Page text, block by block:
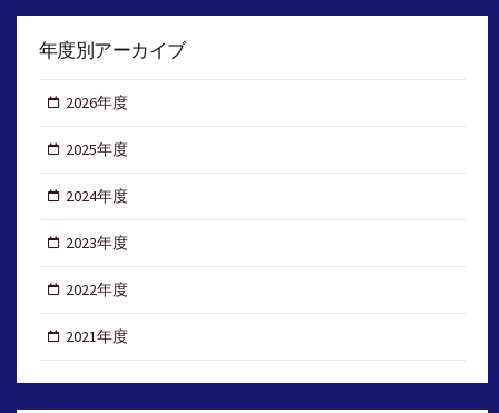
年度別アーカイブ
2026年度
2025年度
2024年度
2023年度
2022年度
2021年度